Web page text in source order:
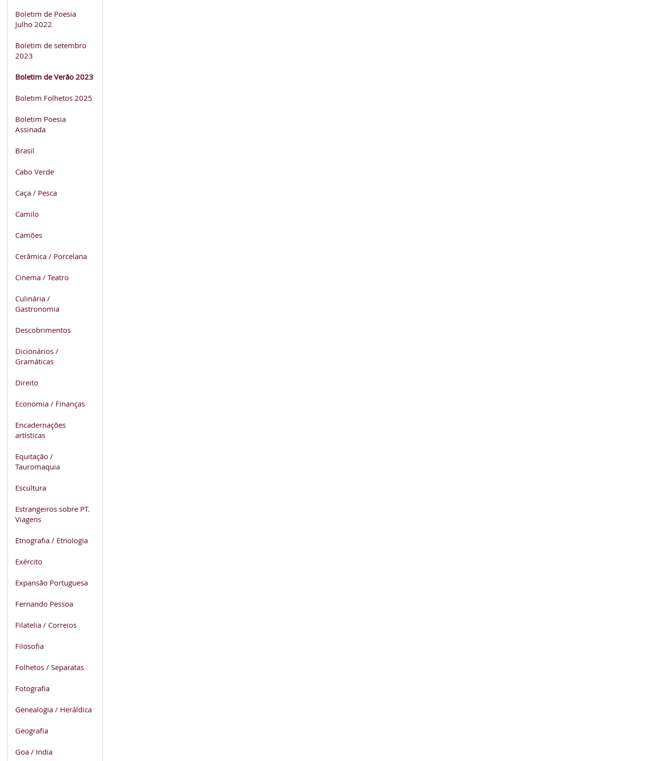
Boletim de Poesia
Julho 2022
Boletim de setembro
2023
Boletim de Verão 2023
Boletim Folhetos 2025
Boletim Poesia
Assinada
Brasil
Cabo Verde
Caça / Pesca
Camilo
Camões
Cerâmica / Porcelana
Cinema / Teatro
Culinária /
Gastronomia
Descobrimentos
Dicionários /
Gramáticas
Direito
Economia / Finanças
Encadernações
artísticas
Equitação /
Tauromaquia
Escultura
Estrangeiros sobre PT.
Viagens
Etnografia / Etnologia
Exército
Expansão Portuguesa
Fernando Pessoa
Filatelia / Correios
Filosofia
Folhetos / Separatas
Fotografia
Genealogia / Heráldica
Geografia
Goa / India